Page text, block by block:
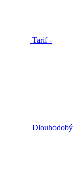
Tarif -
Dlouhodobý